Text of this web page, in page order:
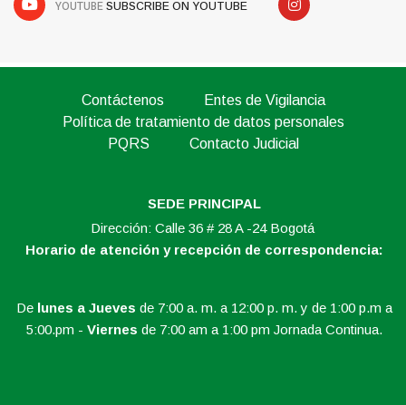
YOUTUBE SUBSCRIBE ON YOUTUBE
Contáctenos
Entes de Vigilancia
Política de tratamiento de datos personales
PQRS
Contacto Judicial
SEDE PRINCIPAL
Dirección: Calle 36 # 28 A -24 Bogotá
Horario de atención y recepción de correspondencia:
De lunes a Jueves de 7:00 a. m. a 12:00 p. m. y de 1:00 p.m a
5:00.pm - Viernes de 7:00 am a 1:00 pm Jornada Continua.